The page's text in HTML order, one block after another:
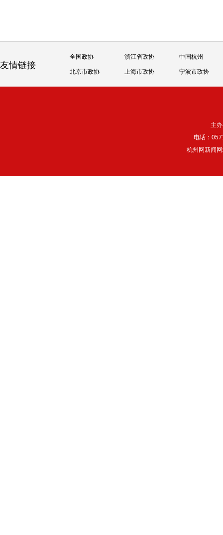
友情链接
全国政协 浙江省政协 中国杭州
北京市政协 上海市政协 宁波市政协
主
电话：
杭州网新闻